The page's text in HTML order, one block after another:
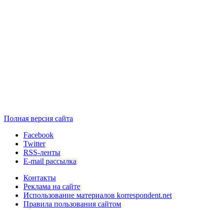
Полная версия сайта
Facebook
Twitter
RSS-ленты
E-mail рассылка
Контакты
Реклама на сайте
Использование материалов korrespondent.net
Правила пользования сайтом